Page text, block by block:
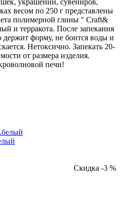
весом по 250 г представлены
полимерной глины " Craft&
и терракота. После запекания
держит форму, не боится воды и
Нетоксично. Запекать 20-
от размера изделия.
печи!
Скидка -3 %